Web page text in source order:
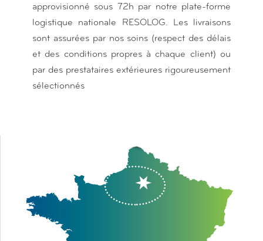
approvisionné sous 72h par notre plate-forme
logistique nationale RESOLOG. Les livraisons
sont assurées par nos soins (respect des délais
et des conditions propres à chaque client) ou
par des prestataires extérieures rigoureusement
sélectionnés